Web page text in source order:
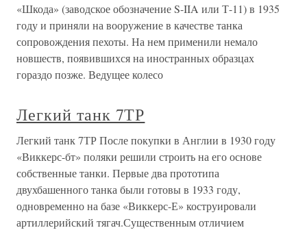
«Шкода» (заводское обозначение S-IIA или Т-11) в 1935
году и приняли на вооружение в качестве танка
сопровождения пехоты. На нем применили немало
новшеств, появившихся на иностранных образцах
гораздо позже. Ведущее колесо
Легкий танк 7ТР
Легкий танк 7ТР После покупки в Англии в 1930 году
«Виккерс-бт» поляки решили строить на его основе
собственные танки. Первые два прототипа
двухбашенного танка были готовы в 1933 году,
одновременно на базе «Виккерс-Е» коструировали
артиллерийский тягач.Существенным отличием